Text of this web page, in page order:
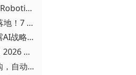
▪ 谷歌发布Gemini Robotics 2模型 实现人形机器人全身智能控制突破
▪ 并购整合 + 标准落地！7 月工业自动化产业动态速递
▪ 汇川技术首次披露AI战略进展：从两个方面推动“AI业务化”落地
▪ 聚焦智造新机遇！2026 青岛数字化及智能制造技术论坛圆满落幕
▪ 相继宣布重磅收购，自动化巨头新一轮并购潮剑指何方？